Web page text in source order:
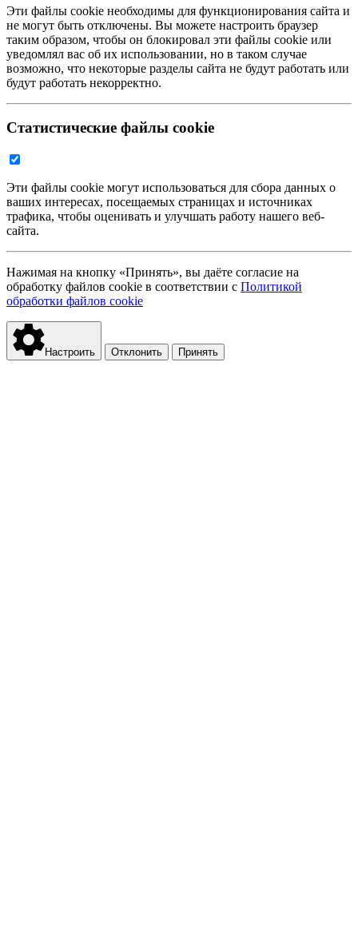
Эти файлы cookie необходимы для функционирования сайта и
не могут быть отключены. Вы можете настроить браузер
таким образом, чтобы он блокировал эти файлы cookie или
уведомлял вас об их использовании, но в таком случае
возможно, что некоторые разделы сайта не будут работать или
будут работать некорректно.
Статистические файлы cookie
Эти файлы cookie могут использоваться для сбора данных о
ваших интересах, посещаемых страницах и источниках
трафика, чтобы оценивать и улучшать работу нашего веб-
сайта.
Нажимая на кнопку «Принять», вы даёте согласие на
обработку файлов cookie в соответствии с Политикой
обработки файлов cookie
Настроить Отклонить Принять